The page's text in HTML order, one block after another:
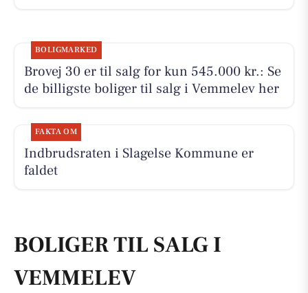
BOLIGMARKED
Brovej 30 er til salg for kun 545.000 kr.: Se
de billigste boliger til salg i Vemmelev her
FAKTA OM
Indbrudsraten i Slagelse Kommune er
faldet
BOLIGER TIL SALG I
VEMMELEV